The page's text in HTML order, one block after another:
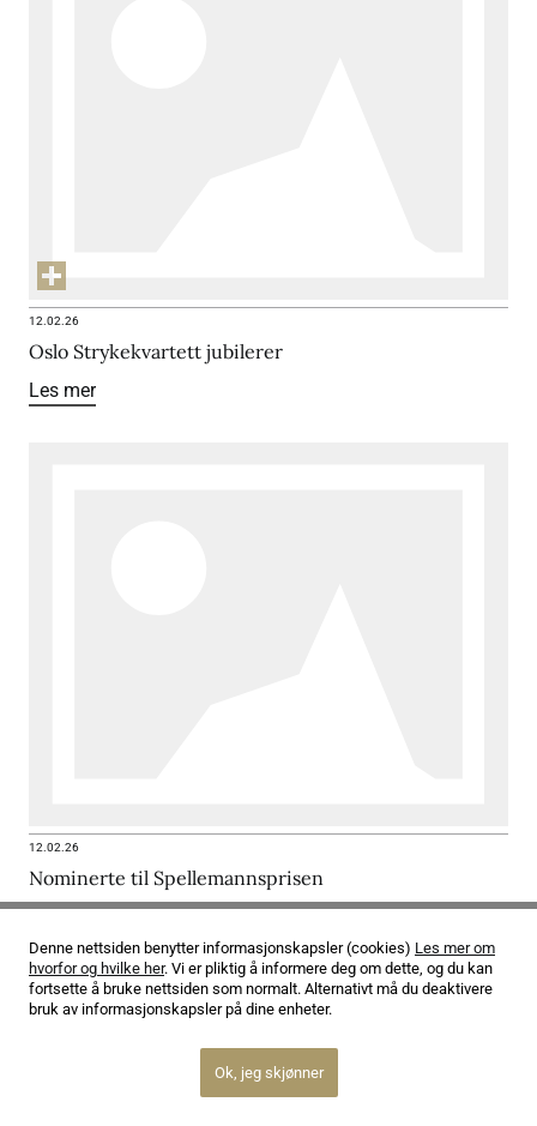
12.02.26
Oslo Strykekvartett jubilerer
Les mer
12.02.26
Nominerte til Spellemannsprisen
Les mer
Denne nettsiden benytter informasjonskapsler (cookies) Les mer om
hvorfor og hvilke her. Vi er pliktig å informere deg om dette, og du kan
fortsette å bruke nettsiden som normalt. Alternativt må du deaktivere
bruk av informasjonskapsler på dine enheter.
Ok, jeg skjønner